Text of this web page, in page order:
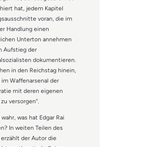
hat, jedem Kapitel
voran, die im
Handlung einen
Unterton annehmen
Aufstieg der
dokumentieren.
in den Reichstag hinein,
Waffenarsenal der
mit deren eigenen
versorgen“.
was hat Edgar Rai
In weiten Teilen des
erzählt der Autor die